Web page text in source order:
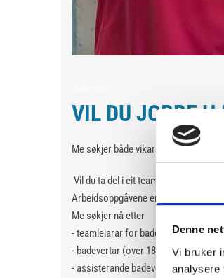
Denne
Vi bruker
analysere
VIL DU JOBBE
Me søkjer både vikarar og fast
Vil du ta del i eit team av
Arbeidsoppgåvene er varierte, og vil
Me søkjer nå etter
- teamleiarar for badevertar (over 18
- badevertar (over 18 år),
- assisterande badevertar (over 16 år)